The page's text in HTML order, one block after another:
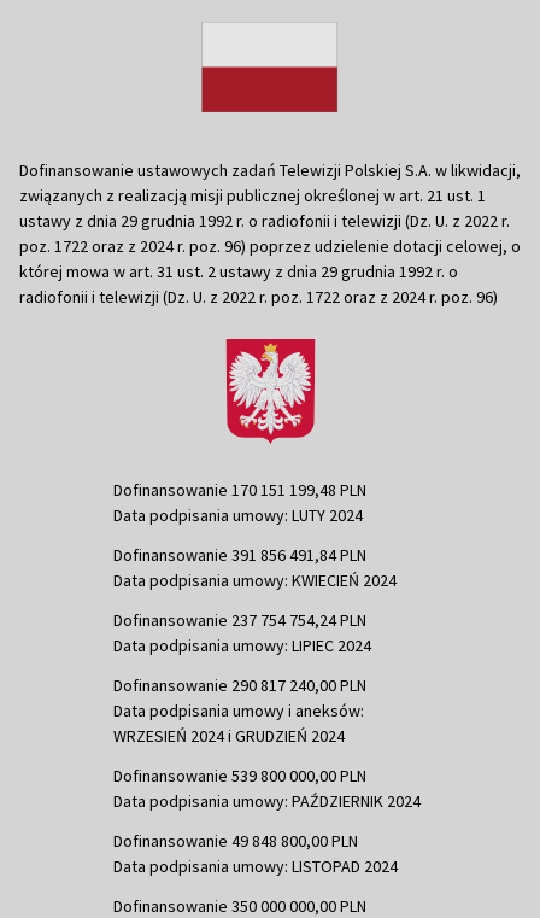
Dofinansowanie ustawowych zadań Telewizji Polskiej S.A. w likwidacji,
związanych z realizacją misji publicznej określonej w art. 21 ust. 1
ustawy z dnia 29 grudnia 1992 r. o radiofonii i telewizji (Dz. U. z 2022 r.
poz. 1722 oraz z 2024 r. poz. 96) poprzez udzielenie dotacji celowej, o
której mowa w art. 31 ust. 2 ustawy z dnia 29 grudnia 1992 r. o
radiofonii i telewizji (Dz. U. z 2022 r. poz. 1722 oraz z 2024 r. poz. 96)
Dofinansowanie 170 151 199,48 PLN
Data podpisania umowy: LUTY 2024
Dofinansowanie 391 856 491,84 PLN
Data podpisania umowy: KWIECIEŃ 2024
Dofinansowanie 237 754 754,24 PLN
Data podpisania umowy: LIPIEC 2024
Dofinansowanie 290 817 240,00 PLN
Data podpisania umowy i aneksów:
WRZESIEŃ 2024 i GRUDZIEŃ 2024
Dofinansowanie 539 800 000,00 PLN
Data podpisania umowy: PAŹDZIERNIK 2024
Dofinansowanie 49 848 800,00 PLN
Data podpisania umowy: LISTOPAD 2024
Dofinansowanie 350 000 000,00 PLN